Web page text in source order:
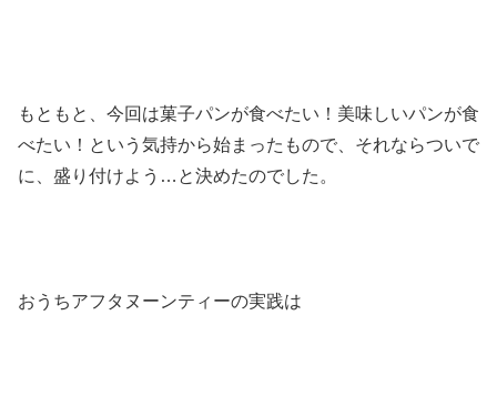
もともと、今回は菓子パンが食べたい！美味しいパンが食
べたい！という気持から始まったもので、それならついで
に、盛り付けよう…と決めたのでした。
おうちアフタヌーンティーの実践は